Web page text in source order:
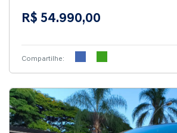
R$ 54.990,00
Compartilhe: